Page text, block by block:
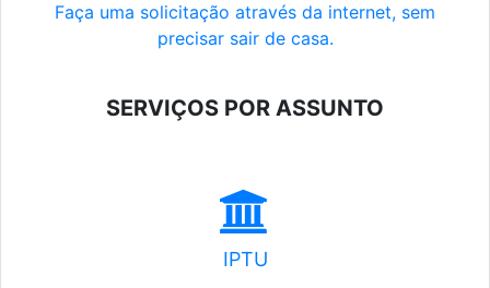
Faça uma solicitação através da internet, sem
precisar sair de casa.
SERVIÇOS POR ASSUNTO
IPTU